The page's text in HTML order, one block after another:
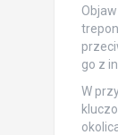
go z
W